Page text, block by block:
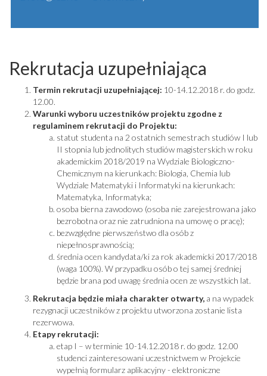
Rekrutacja uzupełniająca
Termin rekrutacji uzupełniającej: 10-14.12.2018 r. do godz.
12.00.
Warunki wyboru uczestników projektu zgodne z
regulaminem rekrutacji do Projektu:
statut studenta na 2 ostatnich semestrach studiów I lub
II stopnia lub jednolitych studiów magisterskich w roku
akademickim 2018/2019 na Wydziale Biologiczno-
Chemicznym na kierunkach: Biologia, Chemia lub
Wydziale Matematyki i Informatyki na kierunkach:
Matematyka, Informatyka;
osoba bierna zawodowo (osoba nie zarejestrowana jako
bezrobotna oraz nie zatrudniona na umowę o pracę);
bezwzględne pierwszeństwo dla osób z
niepełnosprawnością;
średnia ocen kandydata/ki za rok akademicki 2017/2018
(waga 100%). W przypadku osób o tej samej średniej
będzie brana pod uwagę średnia ocen ze wszystkich lat.
Rekrutacja będzie miała charakter otwarty, a na wypadek
rezygnacji uczestników z projektu utworzona zostanie lista
rezerwowa.
Etapy rekrutacji:
etap I – w terminie 10-14.12.2018 r. do godz. 12.00
studenci zainteresowani uczestnictwem w Projekcie
wypełnią formularz aplikacyjny - elektroniczne